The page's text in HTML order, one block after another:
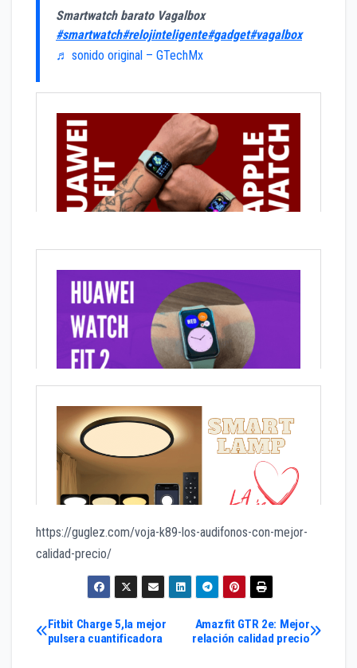
Smartwatch barato Vagalbox
#smartwatch#relojinteligente#gadget#vagalbox
♬ sonido original – GTechMx
https://guglez.com/voja-k89-los-audifonos-con-mejor-
calidad-precio/
Navegación
Amazfit GTR 2e: Mejor
relación calidad precio
Fitbit Charge 5,la mejor
pulsera cuantificadora